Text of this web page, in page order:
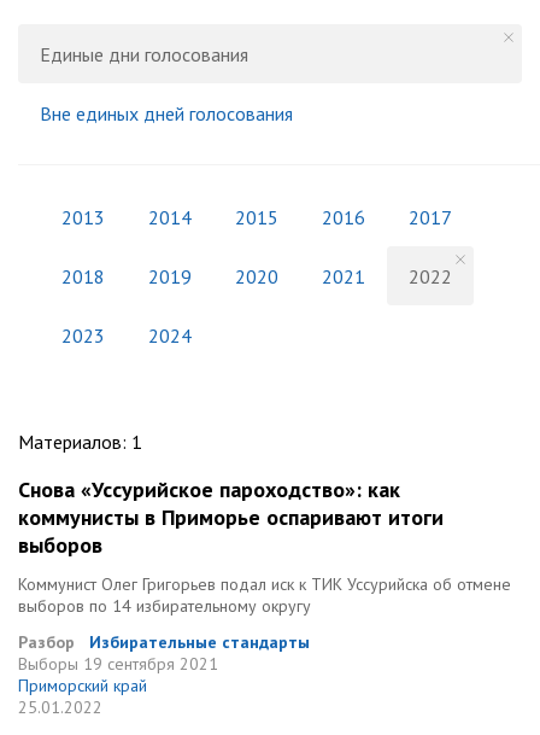
Единые дни голосования
Вне единых дней голосования
2013 2014 2015 2016 2017
2018 2019 2020 2021 2022
2023 2024
Материалов: 1
Снова «Уссурийское пароходство»: как
коммунисты в Приморье оспаривают итоги
выборов
Коммунист Олег Григорьев подал иск к ТИК Уссурийска об отмене
выборов по 14 избирательному округу
Разбор
Избирательные стандарты
Выборы 19 сентября 2021
Приморский край
25.01.2022